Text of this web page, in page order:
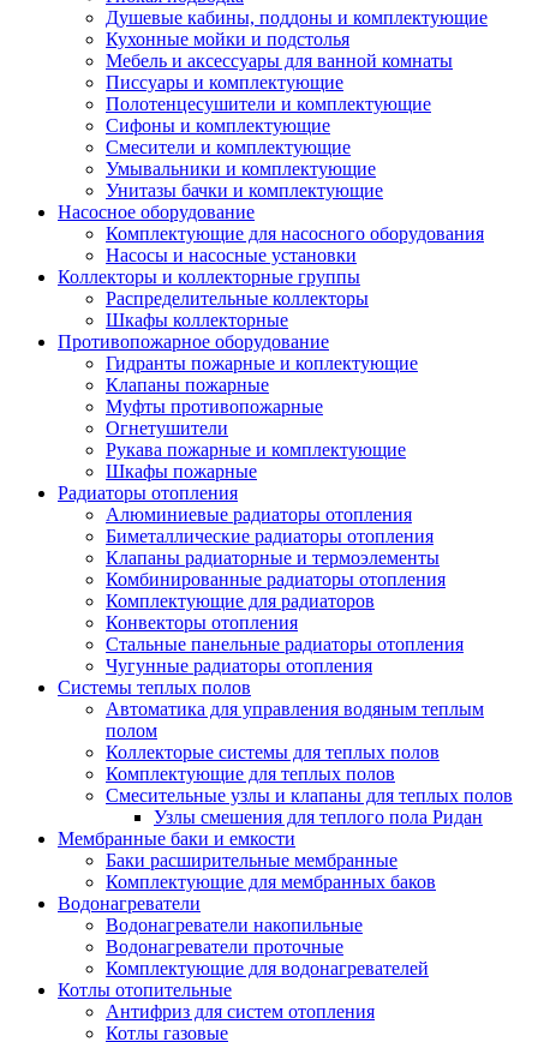
Душевые кабины, поддоны и комплектующие
Кухонные мойки и подстолья
Мебель и аксессуары для ванной комнаты
Писсуары и комплектующие
Полотенцесушители и комплектующие
Сифоны и комплектующие
Смесители и комплектующие
Умывальники и комплектующие
Унитазы бачки и комплектующие
Насосное оборудование
Комплектующие для насосного оборудования
Насосы и насосные установки
Коллекторы и коллекторные группы
Распределительные коллекторы
Шкафы коллекторные
Противопожарное оборудование
Гидранты пожарные и коплектующие
Клапаны пожарные
Муфты противопожарные
Огнетушители
Рукава пожарные и комплектующие
Шкафы пожарные
Радиаторы отопления
Алюминиевые радиаторы отопления
Биметаллические радиаторы отопления
Клапаны радиаторные и термоэлементы
Комбинированные радиаторы отопления
Комплектующие для радиаторов
Конвекторы отопления
Стальные панельные радиаторы отопления
Чугунные радиаторы отопления
Системы теплых полов
Автоматика для управления водяным теплым
полом
Коллекторые системы для теплых полов
Комплектующие для теплых полов
Смесительные узлы и клапаны для теплых полов
Узлы смешения для теплого пола Ридан
Мембранные баки и емкости
Баки расширительные мембранные
Комплектующие для мембранных баков
Водонагреватели
Водонагреватели накопильные
Водонагреватели проточные
Комплектующие для водонагревателей
Котлы отопительные
Антифриз для систем отопления
Котлы газовые